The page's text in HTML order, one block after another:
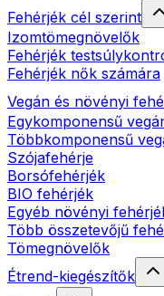
Fehérjék cél szerint
Izomtömegnövelők
Fehérjék
Fehérjék nők számára
Vegán és növényi
Egykomponensű
Többkomponensű
Szójafehérje
Borsófehérjék
BIO fehérjék
Egyéb növényi
Több összetevőjű
Tömegnövelők
Étrend-kiegészítők